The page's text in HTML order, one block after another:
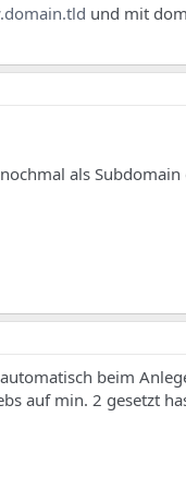
und mit
als Subdomain
beim
auf min. 2 gesetzt